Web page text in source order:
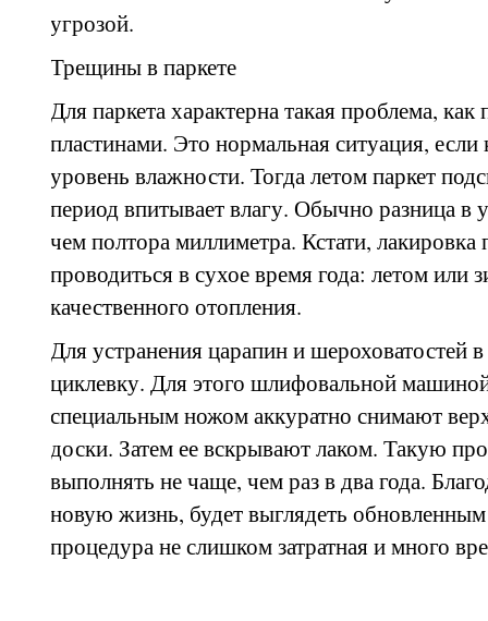
угрозой.
Трещины в паркете
Для паркета характерна такая проблема,
пластинами. Это нормальная ситуация,
уровень влажности. Тогда летом паркет
период впитывает влагу. Обычно разница в
чем полтора миллиметра. Кстати, лакировка
проводиться в сухое время года: летом или
качественного отопления.
Для устранения царапин и шероховатостей
циклевку. Для этого шлифовальной
специальным ножом аккуратно снимают
доски. Затем ее вскрывают лаком. Такую
выполнять не чаще, чем раз в два года.
новую жизнь, будет выглядеть
процедура не слишком затратная и много